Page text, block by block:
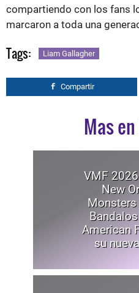
compartiendo con los fans
marcaron a toda una
Tags: Liam Gallagher
Compartir
Mas
VMF
New
Monsters
American
su